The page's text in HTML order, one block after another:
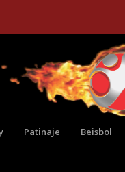
Patinaje Beisbol